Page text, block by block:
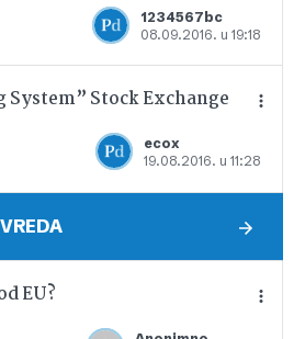
1234567bc
08.09.2016. u 19:18
Dodajte u favorite
System” Stock Exchange
ecox
19.08.2016. u 11:28
Dodajte u favorite
EU?